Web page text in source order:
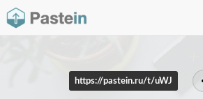
https://pastein.ru/t/uWJ